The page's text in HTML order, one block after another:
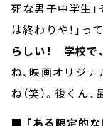
死な男子中学生
は終わりや！」っ
らしい！ 学校で
ね、映画オリジ
ね（笑）。後くん
■ 「ある限定的